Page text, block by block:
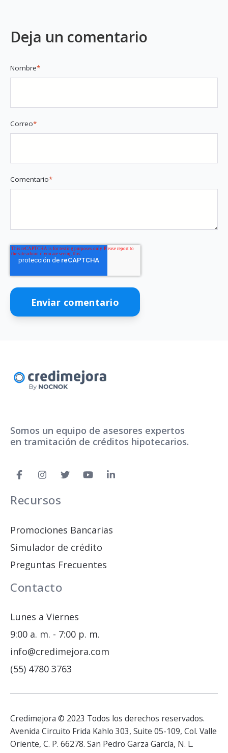
Deja un comentario
Nombre*
Correo*
Comentario*
Somos un equipo de asesores expertos
en tramitación de créditos hipotecarios.
Recursos
Promociones Bancarias
Simulador de crédito
Preguntas Frecuentes
Contacto
Lunes a Viernes
9:00 a. m. - 7:00 p. m.
info@credimejora.com
(55) 4780 3763
Credimejora © 2023 Todos los derechos reservados.
Avenida Circuito Frida Kahlo 303, Suite 05-109, Col. Valle
Oriente, C. P. 66278. San Pedro Garza García, N. L.